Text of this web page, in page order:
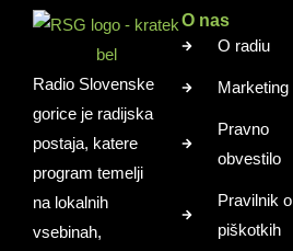
Radio Slovenske
gorice je radijska
postaja, katere
program temelji
na lokalnih
vsebinah,
O nas
O radiu
Marketing
Pravno
obvestilo
Pravilnik o
piškotkih